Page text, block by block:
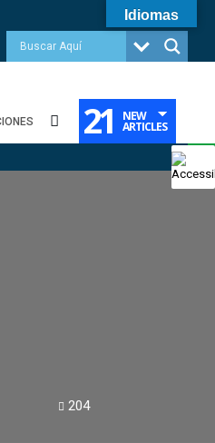
21 NEW
ARTICLES
204
Idiomas